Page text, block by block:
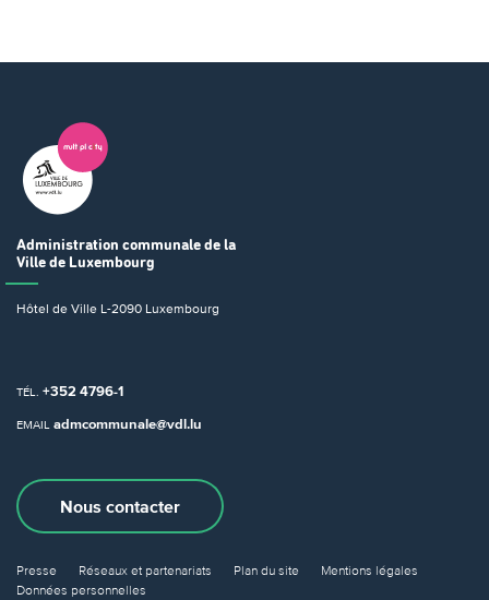
Administration communale de la
Ville de Luxembourg
Hôtel de Ville L-2090 Luxembourg
TÉL. +352 4796-1
EMAIL admcommunale@vdl.lu
Nous contacter
Presse Réseaux et partenariats Plan du site
Mentions légales
Données personnelles